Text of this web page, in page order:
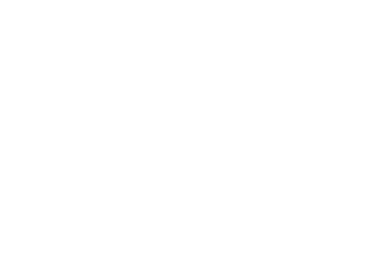
Die große Küche war
Wohnzimmer zu
beschäftigt, und
für Familiengruppen!
boomgaarden, Het terras
De kinderen genoten
de wasmachine, Een